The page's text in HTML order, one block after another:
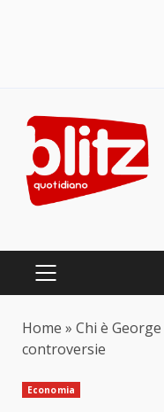
content
PRIMARY
Home » Chi è
controversie
Economia